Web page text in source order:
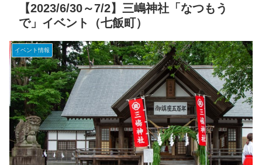
【2023/6/30～7/2】三嶋神社「なつもう
で」イベント（七飯町）
イベント情報